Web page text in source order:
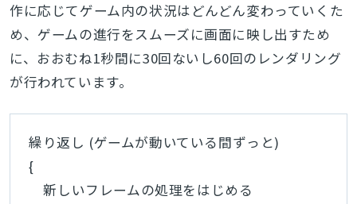
作に応じてゲーム内の状況はどんどん変わっていくた
め、ゲームの進行をスムーズに画面に映し出すため
に、おおむね1秒間に30回ないし60回のレンダリング
が行われています。
繰り返し (ゲームが動いている間ずっと)
{
新しいフレームの処理をはじめる